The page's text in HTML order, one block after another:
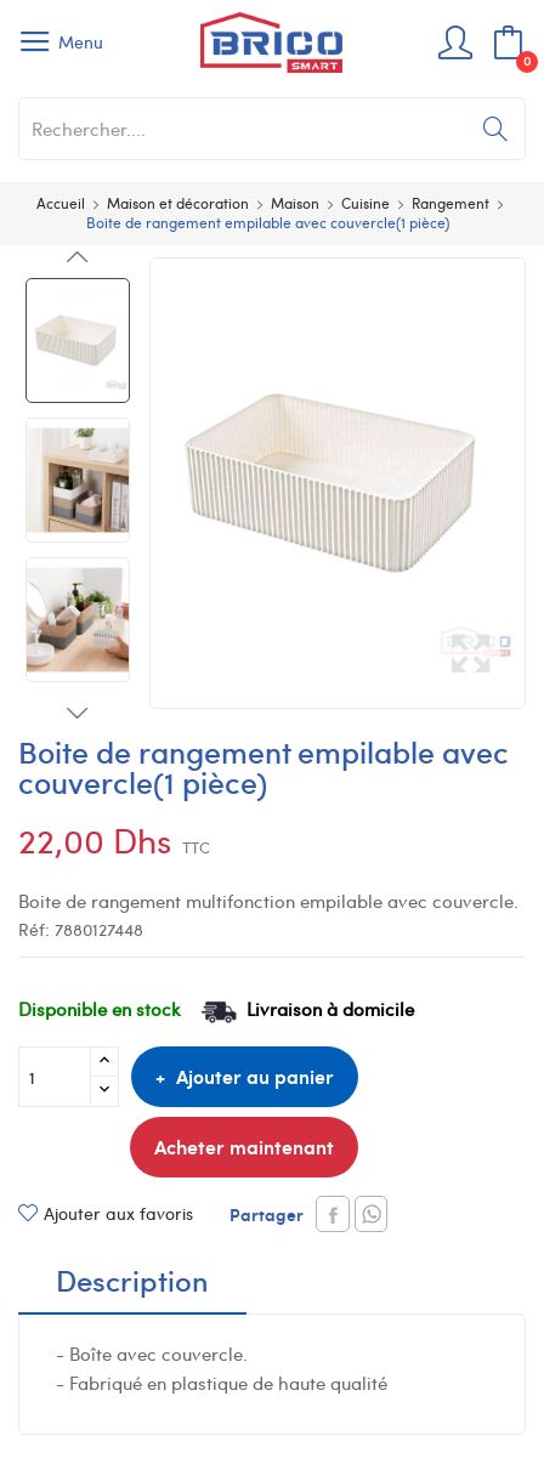
Menu
0
Accueil Maison et décoration Maison Cuisine
Rangement
Boite de rangement empilable avec couvercle(1 pièce)
Boite de rangement empilable avec
couvercle(1 pièce)
22,00 Dhs TTC
Boite de rangement multifonction empilable avec couvercle.
Réf: 7880127448
Disponible en stock Livraison à domicile
Ajouter au panier
Acheter maintenant
Ajouter aux favoris Partager
Description
- Boîte avec couvercle.
- Fabriqué en plastique de haute qualité